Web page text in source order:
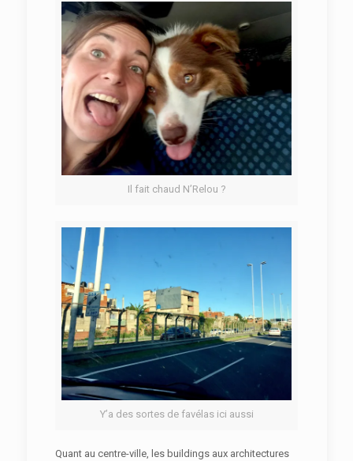
Il fait chaud N’Relou ?
Y’a des sortes de favélas ici aussi
Quant au centre-ville, les buildings aux architectures